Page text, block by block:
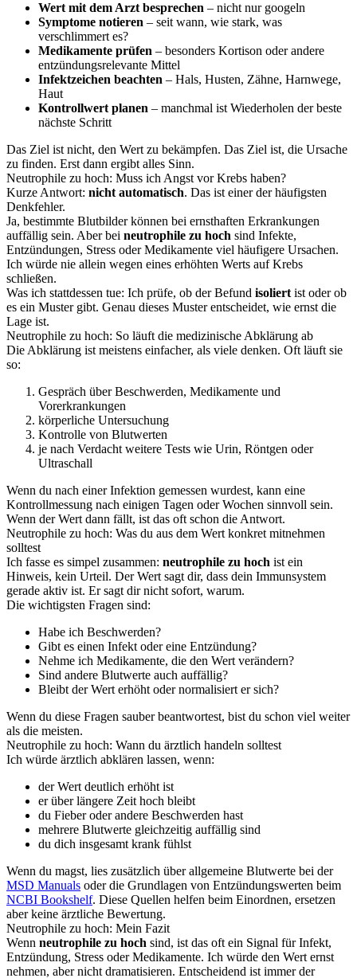
Wert mit dem Arzt besprechen – nicht nur googeln
Symptome notieren – seit wann, wie stark, was
verschlimmert es?
Medikamente prüfen – besonders Kortison oder andere
entzündungsrelevante Mittel
Infektzeichen beachten – Hals, Husten, Zähne, Harnwege,
Haut
Kontrollwert planen – manchmal ist Wiederholen der beste
nächste Schritt
Das Ziel ist nicht, den Wert zu bekämpfen. Das Ziel ist, die Ursache
zu finden. Erst dann ergibt alles Sinn.
Neutrophile zu hoch: Muss ich Angst vor Krebs haben?
Kurze Antwort: nicht automatisch. Das ist einer der häufigsten
Denkfehler.
Ja, bestimmte Blutbilder können bei ernsthaften Erkrankungen
auffällig sein. Aber bei neutrophile zu hoch sind Infekte,
Entzündungen, Stress oder Medikamente viel häufigere Ursachen.
Ich würde nie allein wegen eines erhöhten Werts auf Krebs
schließen.
Was ich stattdessen tue: Ich prüfe, ob der Befund isoliert ist oder ob
es ein Muster gibt. Genau dieses Muster entscheidet, wie ernst die
Lage ist.
Neutrophile zu hoch: So läuft die medizinische Abklärung ab
Die Abklärung ist meistens einfacher, als viele denken. Oft läuft sie
so:
Gespräch über Beschwerden, Medikamente und
Vorerkrankungen
körperliche Untersuchung
Kontrolle von Blutwerten
je nach Verdacht weitere Tests wie Urin, Röntgen oder
Ultraschall
Wenn du nach einer Infektion gemessen wurdest, kann eine
Kontrollmessung nach einigen Tagen oder Wochen sinnvoll sein.
Wenn der Wert dann fällt, ist das oft schon die Antwort.
Neutrophile zu hoch: Was du aus dem Wert konkret mitnehmen
solltest
Ich fasse es simpel zusammen: neutrophile zu hoch ist ein
Hinweis, kein Urteil. Der Wert sagt dir, dass dein Immunsystem
gerade aktiv ist. Er sagt dir nicht sofort, warum.
Die wichtigsten Fragen sind:
Habe ich Beschwerden?
Gibt es einen Infekt oder eine Entzündung?
Nehme ich Medikamente, die den Wert verändern?
Sind andere Blutwerte auch auffällig?
Bleibt der Wert erhöht oder normalisiert er sich?
Wenn du diese Fragen sauber beantwortest, bist du schon viel weiter
als die meisten.
Neutrophile zu hoch: Wann du ärztlich handeln solltest
Ich würde ärztlich abklären lassen, wenn:
der Wert deutlich erhöht ist
er über längere Zeit hoch bleibt
du Fieber oder andere Beschwerden hast
mehrere Blutwerte gleichzeitig auffällig sind
du dich insgesamt krank fühlst
Wenn du magst, lies zusätzlich über allgemeine Blutwerte bei der
MSD Manuals oder die Grundlagen von Entzündungswerten beim
NCBI Bookshelf. Diese Quellen helfen beim Einordnen, ersetzen
aber keine ärztliche Bewertung.
Neutrophile zu hoch: Mein Fazit
Wenn neutrophile zu hoch sind, ist das oft ein Signal für Infekt,
Entzündung, Stress oder Medikamente. Ich würde den Wert ernst
nehmen, aber nicht dramatisieren. Entscheidend ist immer der